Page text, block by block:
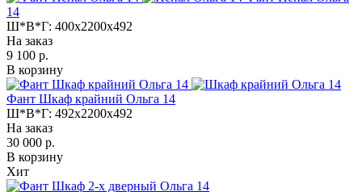
14
Ш*В*Г: 400x2200x492
На заказ
9 100 р.
В корзину
Фант Шкаф крайний Ольга 14
Ш*В*Г: 492x2200x492
На заказ
30 000 р.
В корзину
Хит